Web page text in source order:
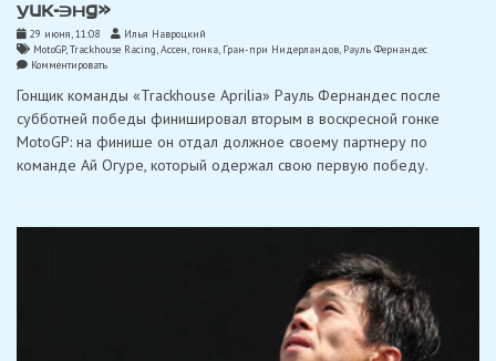
уик-энд»
29 июня, 11:08
Илья Навроцкий
MotoGP,Trackhouse Racing,Ассен, гонка, Гран-при Нидерландов, Рауль Фернандес
Комментироватьon
Фернандес:
«Ай
был
просто
слишком
силен.
Гонщик команды «Trackhouse Aprilia» Рауль Фернандес после
субботней победы финишировал вторым в воскресной гонке
MotoGP: на финише он отдал должное своему партнеру по
команде Ай Огуре, который одержал свою первую победу.